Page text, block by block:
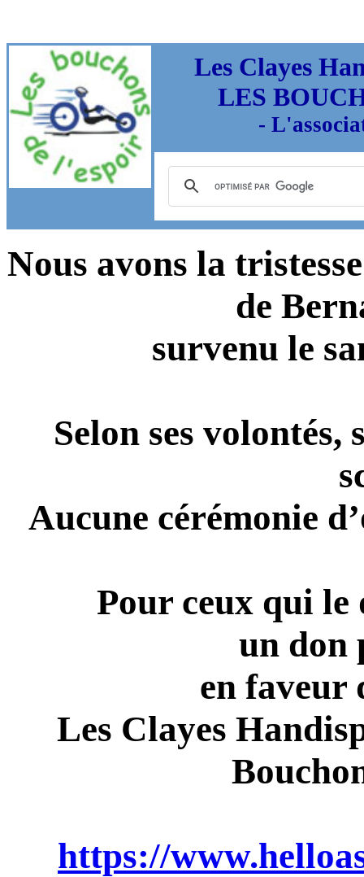
Les Clayes
LES
-
Nous avons la
de
survenu le
Selon ses volontés,
Aucune cérémonie
Pour ceux qui le
un don
en faveur
Les Clayes
https://